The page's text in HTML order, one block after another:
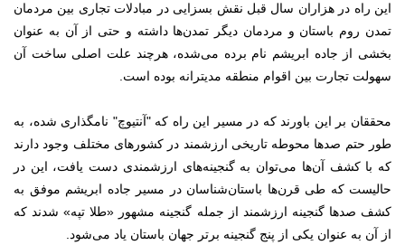
این راه در هزاران سال قبل نقش بسزایی در مبادلات تجاری بین مردمان
تمدن روم باستان و مردمان دیگر تمدن‌ها داشته و حتی از آن به عنوان
بخشی از جاده ابریشم نام برده می‌شده، هرچند علت اصلی ساخت آن
سهولت تجارت بین اقوام منطقه مدیترانه بوده است.
محققان بر این باورند که در مسیر این راه که "آنتیوچ" نامگذاری شده، به
طور حتم صدها محوطه تاریخی ارزشمند در کشورهای مختلف وجود دارند
که با کشف آن‌ها می‌توان به گنجینه‌های ارزشمندی دست یافت، این در
حالیست که طی قرن‌ها باستان‌شناسان در مسیر جاده ابریشم موفق به
کشف صدها گنجینه ارزشمند از جمله گنجینه مشهور «طلا تپه» شدند که
از آن به عنوان یکی از پنج گنجینه برتر جهان باستان یاد می‌شود.